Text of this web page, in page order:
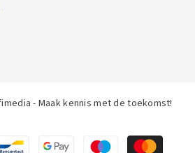
- Maak kennis met de toekomst!
Betaalmethoden